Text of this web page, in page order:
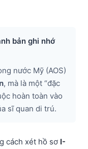
bản ghi nhớ
nước Mỹ (AOS)
, mà là một “đặc
hoàn toàn vào
sĩ quan di trú.
cách xét hồ sơ I-